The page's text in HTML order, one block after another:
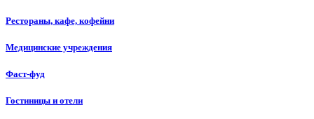
Рестораны, кафе, кофейни
Медицинские учреждения
Фаст-фуд
Гостиницы и отели